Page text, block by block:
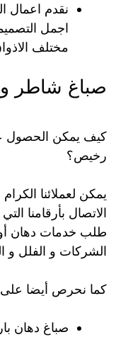
نقدم اعمال
اجمل
مختلف
صباغ شاطر
كيف يمكن الحصول
رخيص؟
يمكن لعملائنا
الاتصال بأرقامنا
طلب خدمات دهان أو
الشركات و الفلل و
كما نحرص أيضا
صباغ دهان